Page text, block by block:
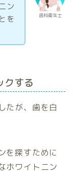
歯科衛生士
ン
を
クする
たが、歯を白
を探すために
ホワイトニン